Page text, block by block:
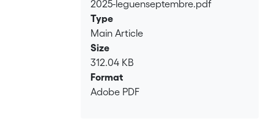
2025-leguenseptembre.pdf
Type
Main Article
Size
312.04 KB
Format
Adobe PDF